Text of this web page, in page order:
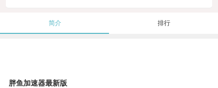
简介 排行
胖鱼加速器最新版